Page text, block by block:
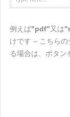
例えば"pdf"又は
けです – こちら
る場合は、ボタン